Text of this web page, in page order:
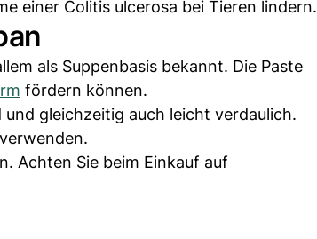
einer Colitis ulcerosa bei Tieren lindern.
als Suppenbasis bekannt. Die Paste
fördern können.
gleichzeitig auch leicht verdaulich.
Achten Sie beim Einkauf auf